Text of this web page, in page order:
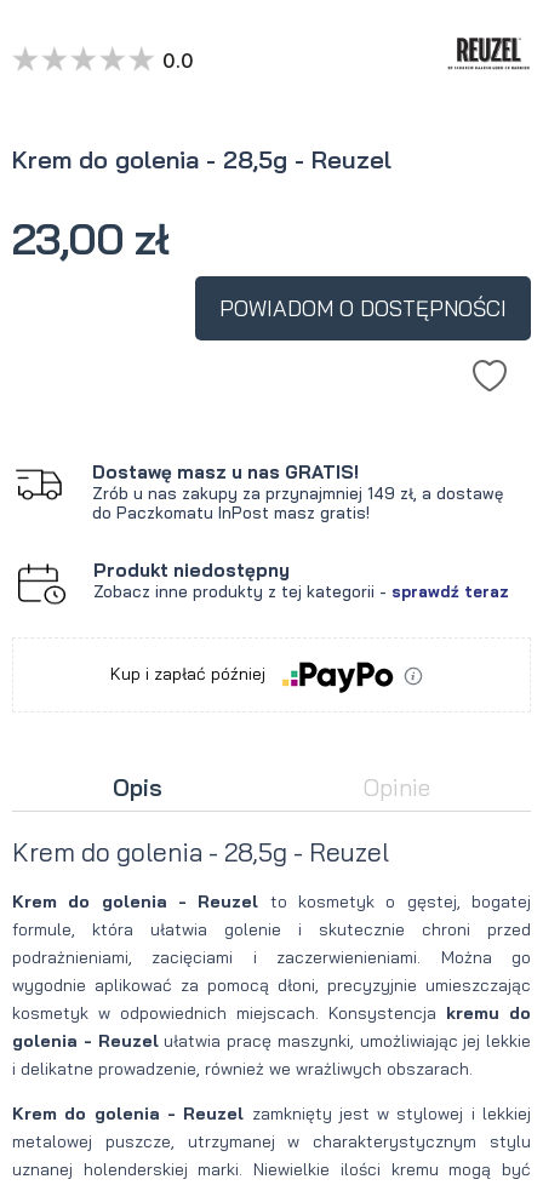
Krem do golenia - 28,5g - Reuzel
0.0
23,00 zł
POWIADOM O DOSTĘPNOŚCI
Dostawę masz u nas GRATIS!
Zrób u nas zakupy za przynajmniej 149 zł, a dostawę
do Paczkomatu InPost masz gratis!
Produkt niedostępny
Zobacz inne produkty z tej kategorii - sprawdź teraz
Kup i zapłać później
Opis Opinie
Krem do golenia - 28,5g - Reuzel
Krem do golenia - Reuzel to
kosmetyk o gęstej, bogatej
formule, która ułatwia golenie i skutecznie chroni przed
podrażnieniami, zacięciami i zaczerwienieniami. Można go
wygodnie aplikować za pomocą dłoni, precyzyjnie umieszczając
kosmetyk w odpowiednich miejscach. Konsystencja kremu do
golenia - Reuzelułatwia pracę maszynki, umożliwiając jej lekkie
i delikatne prowadzenie, również we wrażliwych obszarach.
Krem do golenia - Reuzel zamknięty jest w stylowej i lekkiej
metalowej puszcze, utrzymanej w charakterystycznym stylu
uznanej holenderskiej marki. Niewielkie ilości kremu mogą być